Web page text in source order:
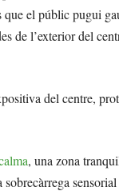
el públic pugui
de l’exterior del
del centre,
, una zona
sobrecàrrega